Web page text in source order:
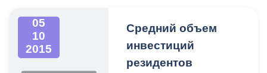
кикбоксинга (WAKO).
05
10
2015
Средний объем
инвестиций
резидентов